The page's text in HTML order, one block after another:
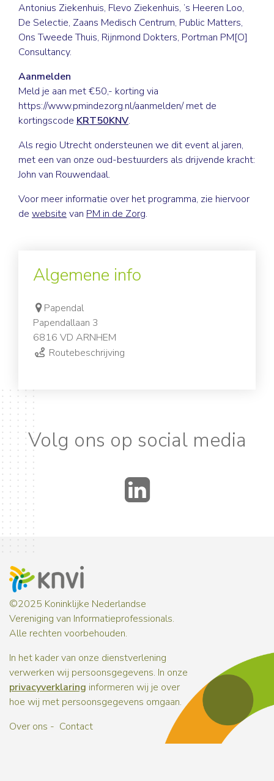
Antonius Ziekenhuis, Flevo Ziekenhuis, ’s Heeren Loo,
De Selectie, Zaans Medisch Centrum, Public Matters,
Ons Tweede Thuis, Rijnmond Dokters, Portman PM[O]
Consultancy.
Aanmelden
Meld je aan met €50,- korting via
https://www.pmindezorg.nl/aanmelden/met de
kortingscode KRT50KNV.
Als regio Utrecht ondersteunen we dit event al jaren,
met een van onze oud-bestuurders als drijvende kracht:
John van Rouwendaal.
Voor meer informatie over het programma, zie hiervoor
de website van PM in de Zorg.
Algemene info
Papendal
Papendallaan 3
6816 VD ARNHEM
Routebeschrijving
Volg ons op social media
©2025 Koninklijke Nederlandse
Vereniging van Informatieprofessionals.
Alle rechten voorbehouden.
In het kader van onze dienstverlening
verwerken wij persoonsgegevens. In onze
privacyverklaring informeren wij je over
hoe wij met persoonsgegevens omgaan.
Over ons
Contact